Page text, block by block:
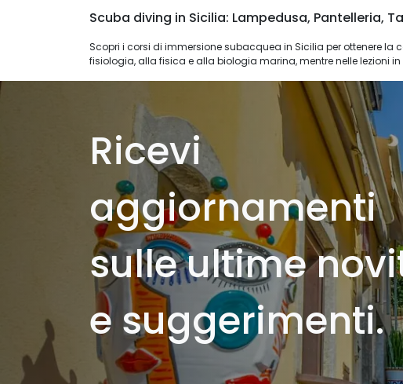
Scuba diving in Sicilia: Lampedusa, Pantelleria,
Scopri i corsi di immersione subacquea in Sicilia per ottenere la
fisiologia, alla fisica e alla biologia marina, mentre nelle lezioni
Ricevi
aggiornamenti
sulle ultime
e suggerimenti.